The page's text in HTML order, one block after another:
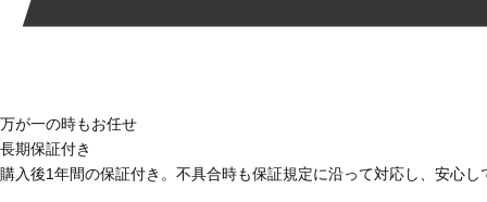
万が一の時もお任せ
長期保証付き
購入後1年間の保証付き。不具合時も保証規定に沿って対応し、安心